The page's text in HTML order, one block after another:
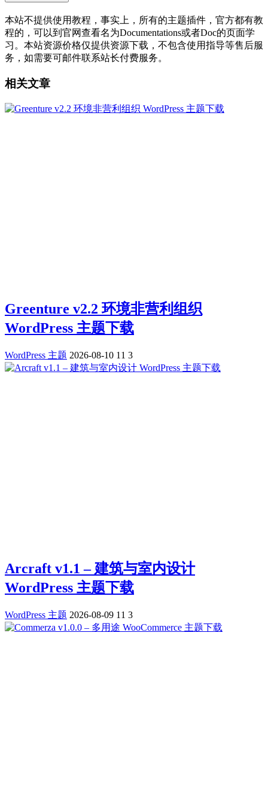
本站不提供使用教程，事实上，所有的主题插件，官方都有教
程的，可以到官网查看名为Documentations或者Doc的页面学
习。本站资源价格仅提供资源下载，不包含使用指导等售后服
务，如需要可邮件联系站长付费服务。
相关文章
Greenture v2.2 环境非营利组织
WordPress 主题下载
WordPress 主题 2026-08-10 11 3
Arcraft v1.1 – 建筑与室内设计
WordPress 主题下载
WordPress 主题 2026-08-09 11 3